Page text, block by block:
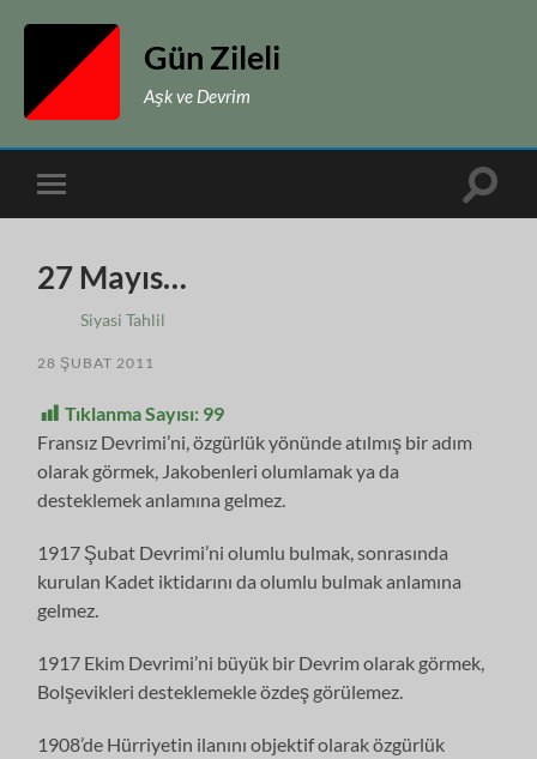
Gün Zileli
Aşk ve Devrim
Toggle
mobile
Toggle
27 Mayıs…
Siyasi Tahlil
28 ŞUBAT 2011
Tıklanma Sayısı: 99
Fransız Devrimi’ni, özgürlük yönünde atılmış bir adım
olarak görmek, Jakobenleri olumlamak ya da
desteklemek anlamına gelmez.
1917 Şubat Devrimi’ni olumlu bulmak, sonrasında
kurulan Kadet iktidarını da olumlu bulmak anlamına
gelmez.
1917 Ekim Devrimi’ni büyük bir Devrim olarak görmek,
Bolşevikleri desteklemekle özdeş görülemez.
1908’de Hürriyetin ilanını objektif olarak özgürlük